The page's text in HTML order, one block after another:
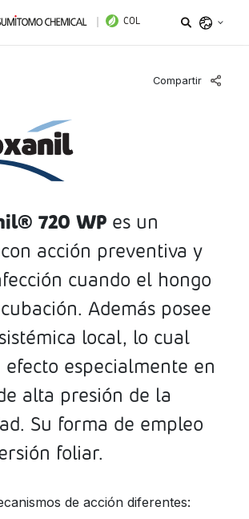
COL
Peru
de uso
de datos personales
Linkedin
Compartir
720 WPes un
acción preventiva y
cuando el hongo
Además posee
local, lo cual
efecto especialmente en
alta presión de la
Su forma de empleo
foliar.
de acción diferentes: